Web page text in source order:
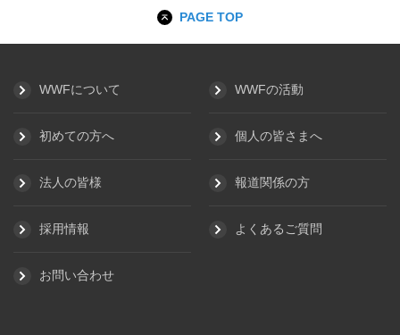
PAGE TOP
WWFについて WWFの活動
初めての方へ 個人の皆さまへ
法人の皆様 報道関係の方
採用情報 よくあるご質問
お問い合わせ